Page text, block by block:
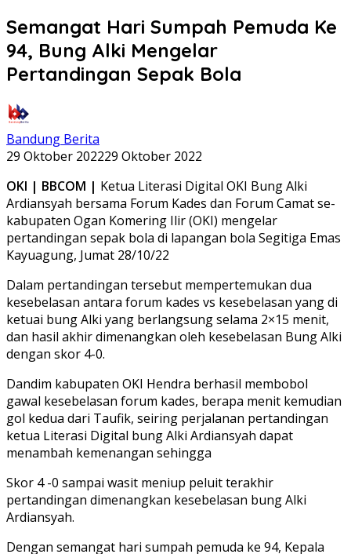
Semangat Hari Sumpah Pemuda Ke
94, Bung Alki Mengelar
Pertandingan Sepak Bola
Bandung Berita
29 Oktober 202229 Oktober 2022
OKI | BBCOM | Ketua Literasi Digital OKI Bung Alki
Ardiansyah bersama Forum Kades dan Forum Camat se-
kabupaten Ogan Komering Ilir (OKI) mengelar
pertandingan sepak bola di lapangan bola Segitiga Emas
Kayuagung, Jumat 28/10/22
Dalam pertandingan tersebut mempertemukan dua
kesebelasan antara forum kades vs kesebelasan yang di
ketuai bung Alki yang berlangsung selama 2×15 menit,
dan hasil akhir dimenangkan oleh kesebelasan Bung Alki
dengan skor 4-0.
Dandim kabupaten OKI Hendra berhasil membobol
gawal kesebelasan forum kades, berapa menit kemudian
gol kedua dari Taufik, seiring perjalanan pertandingan
ketua Literasi Digital bung Alki Ardiansyah dapat
menambah kemenangan sehingga
Skor 4 -0 sampai wasit meniup peluit terakhir
pertandingan dimenangkan kesebelasan bung Alki
Ardiansyah.
Dengan semangat hari sumpah pemuda ke 94, Kepala